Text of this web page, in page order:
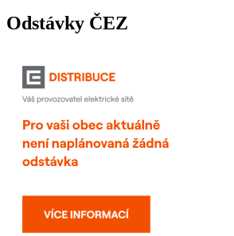
Odstávky ČEZ